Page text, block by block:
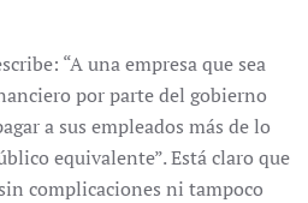
“A una empresa que sea
por parte del gobierno
a sus empleados más de lo
equivalente”. Está claro que
complicaciones ni tampoco